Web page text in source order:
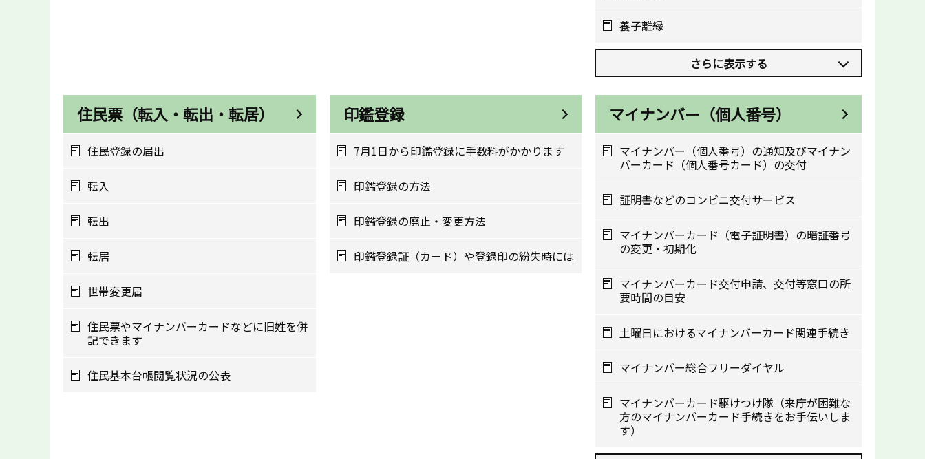
養子離縁
さらに表示する
住民票（転入・転出・転居）
住民登録の届出
転入
転出
転居
世帯変更届
住民票やマイナンバーカードなどに旧姓を併
記できます
住民基本台帳閲覧状況の公表
印鑑登録
7月1日から印鑑登録に手数料がかかります
印鑑登録の方法
印鑑登録の廃止・変更方法
印鑑登録証（カード）や登録印の紛失時には
マイナンバー（個人番号）
マイナンバー（個人番号）の通知及びマイナン
バーカード（個人番号カード）の交付
証明書などのコンビニ交付サービス
マイナンバーカード（電子証明書）の暗証番号
の変更・初期化
マイナンバーカード交付申請、交付等窓口の所
要時間の目安
土曜日におけるマイナンバーカード関連手続き
マイナンバー総合フリーダイヤル
マイナンバーカード駆けつけ隊（来庁が困難な
方のマイナンバーカード手続きをお手伝いしま
す）